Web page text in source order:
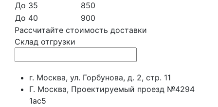
До 35
850
До 40
900
Рассчитайте стоимость доставки
Склад отгрузки
г. Москва, ул. Горбунова, д. 2, стр. 11
Г. Москва, Проектируемый проезд №4294
1ас5